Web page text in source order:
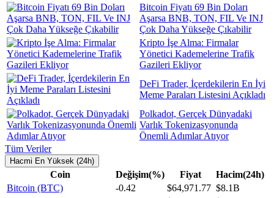
Bitcoin Fiyatı 69 Bin Doları
Aşarsa BNB, TON, FIL Ve INJ
Çok Daha Yükseğe Çıkabilir
Kripto İşe Alma: Firmalar
Yönetici Kademelerine Trafik
Gazileri Ekliyor
DeFi Trader, İçerdekilerin En İyi
Meme Paraları Listesini Açıkladı
Polkadot, Gerçek Dünyadaki
Varlık Tokenizasyonunda
Önemli Adımlar Atıyor
Tüm Veriler
Hacmi En Yüksek (24h)
Coin Değişim(%) Fiyat
Hacim(24h)
Bitcoin (BTC)
-0.42 $64,971.77 $8.1B